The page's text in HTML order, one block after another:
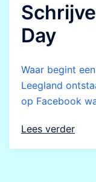
Day
Waar begint
Leegland
op Facebook
Lees verder